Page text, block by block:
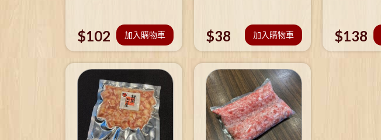
$102 加入購物車 $38 加入購物車 $138